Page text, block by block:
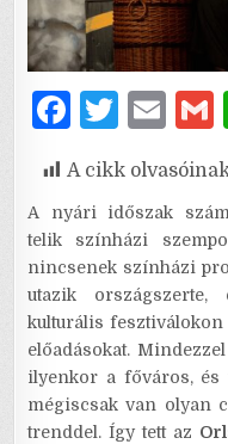
F
c
e
b
o
o
k
T
it
te
r
E
ai
l
l
A cikk
A nyári időszak
telik színházi
nincsenek színházi
utazik
kulturális
előadásokat.
ilyenkor a főváros, és
mégiscsak van olyan
trenddel. Így tett az